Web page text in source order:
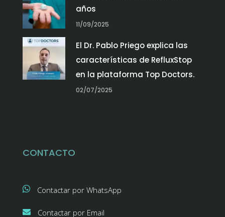
años
11/09/2025
El Dr. Pablo Priego explica las
características de RefluxStop
en la plataforma Top Doctors.
02/07/2025
CONTACTO
Contactar por WhatsApp
Contactar por Email